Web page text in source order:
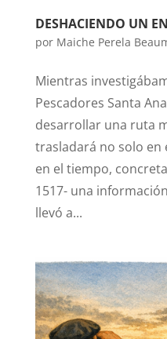
DESHACIENDO UN
por Maiche Perela
Mientras
Pescadores Santa
desarrollar una ruta
trasladará no solo en
en el tiempo,
1517- una
llevó a...